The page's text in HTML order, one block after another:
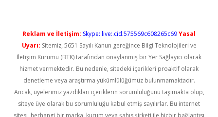
Reklam ve İletişim: Skype: live:.cid.575569c608265c69Yasal
Uyarı: Sitemiz, 5651 Sayılı Kanun gereğince Bilgi Teknolojileri ve
İletişim Kurumu (BTK) tarafından onaylanmış bir Yer Sağlayıcı olarak
hizmet vermektedir. Bu nedenle, sitedeki içerikleri proaktif olarak
denetleme veya araştırma yükümlülüğümüz bulunmamaktadır.
Ancak, üyelerimiz yazdıkları içeriklerin sorumluluğunu taşımakta olup,
siteye üye olarak bu sorumluluğu kabul etmiş sayılırlar. Bu internet
sitesi, herhangi bir marka, kurum veya şahıs şirketi ile hiçbir bağlantısı